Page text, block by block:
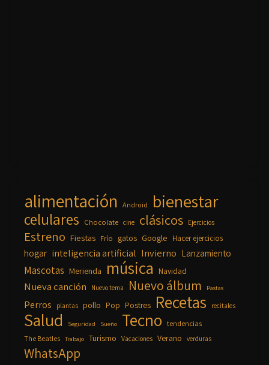
alimentación Android bienestar
celulares Chocolate cine clásicos Ejercicios
Estreno Fiestas Frío gatos Google Hacer ejercicios
hogar inteligencia artificial Invierno Lanzamiento
Mascotas Merienda música Navidad
Nueva canción Nuevo tema Nuevo álbum Pastas
Perros plantas pollo Pop Postres Recetas recitales
Salud Seguridad Sueño Tecno tendencias
The Beatles Trabajo Turismo Vacaciones Verano verduras
WhatsApp